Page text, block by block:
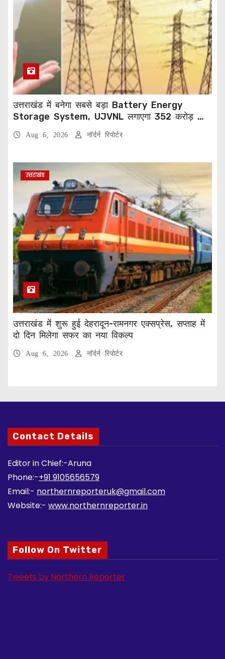
उत्तराखंड में बनेगा सबसे बड़ा Battery Energy
Storage System, UJVNL लगाएगा 352 करोड़ का
Aug 6, 2026 नॉर्दर्न रिपोर्टर
उत्तराखंड
उत्तराखंड में शुरू हुई देहरादून-रामनगर एक्सप्रेस, सप्ताह में
दो दिन मिलेगा सफर का नया विकल्प
Aug 6, 2026 नॉर्दर्न रिपोर्टर
Contact Details
Editor in Chief:-Aruna
Phone:-+91 9105656579
Email:- northernreporteruk@gmail.com
Website:- www.northernreporter.in
Follow On Twitter
Tweets by Northern Reporter